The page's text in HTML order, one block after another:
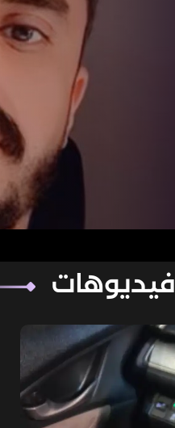
فيديوهات